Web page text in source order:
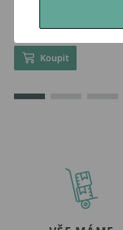
Skladem
Koupit